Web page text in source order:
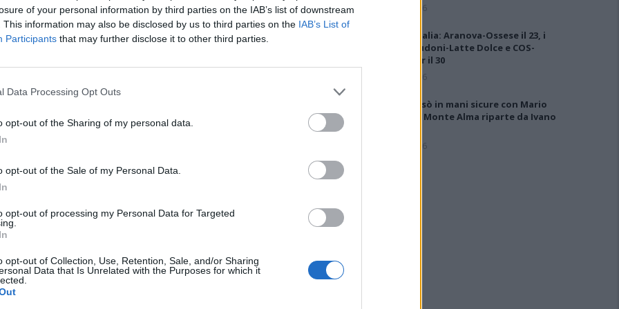
of your personal information by third parties on the IAB’s list of downstream
This information may also be disclosed by us to third parties on the IAB’s List of
Participants that may further disclose it to other third parties.
Data Processing Opt Outs
opt-out of the Sharing of my personal data.
opt-out of the Sale of my Personal Data.
opt-out of processing my Personal Data for Targeted
opt-out of Collection, Use, Retention, Sale, and/or Sharing
Data that Is Unrelated with the Purposes for which it
Mattia Floris dopo 15 anni di serie D
22 Lug 2026
campagna acquisti del Tertenia è senz'altro faraonica per la
rinforzare la…
Il Pirri si riaffida alle mani esperte di
2 Giu 2026
Primu Categoria: is de su Fonne e is
de s'Antiochense s'ant a isfidai in sa
campionau de sa Promotzioni
6 Ago 2026
Coppa Italia: Aranova-Ossese il 23, i
derby Budoni-Latte Dolce e COS-
Monastir il 30
6 Ago 2026
Il Buddusò in mani sicure con Mario
Fadda, il Monte Alma riparte da Ivano
5 Ago 2026